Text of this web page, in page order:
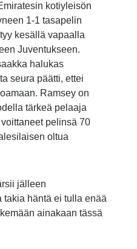
kotiyleisön
1-1 tasapelin
kesällä vapaalla
Juventukseen.
halukas
seura päätti, ettei
Ramsey on
tärkeä pelaaja
pelinsä 70
oltua
jälleen
takia häntä ei tulla enää
ainakaan tässä